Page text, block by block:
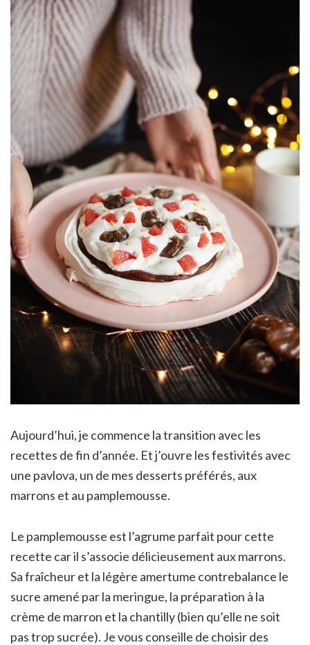
Aujourd’hui, je commence la transition avec les
recettes de fin d’année. Et j’ouvre les festivités avec
une pavlova, un de mes desserts préférés, aux
marrons et au pamplemousse.
Le pamplemousse est l’agrume parfait pour cette
recette car il s’associe délicieusement aux marrons.
Sa fraîcheur et la légère amertume contrebalance le
sucre amené par la meringue, la préparation à la
crème de marron et la chantilly (bien qu’elle ne soit
pas trop sucrée). Je vous conseille de choisir des